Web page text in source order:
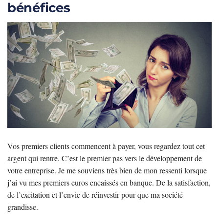
bénéfices
Vos premiers clients commencent à payer, vous regardez tout cet
argent qui rentre. C’est le premier pas vers le développement de
votre entreprise. Je me souviens très bien de mon ressenti lorsque
j’ai vu mes premiers euros encaissés en banque. De la satisfaction,
de l’excitation et l’envie de réinvestir pour que ma société
grandisse.